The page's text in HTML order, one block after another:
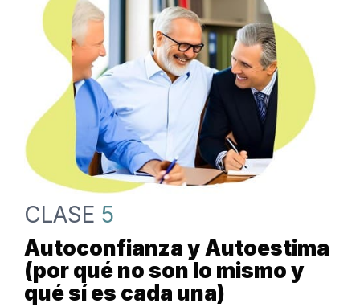
CLASE 5
Autoconfianza y Autoestima
(por qué no son lo mismo y
qué sí es cada una)